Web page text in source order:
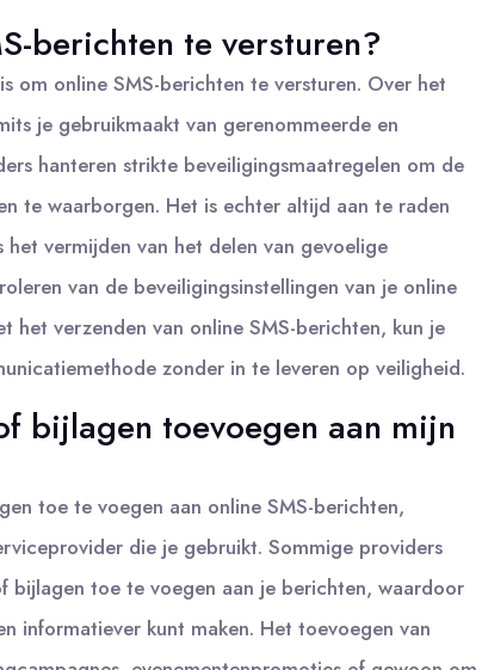
berichten te versturen?
om online SMS-berichten te versturen. Over het
je gebruikmaakt van gerenommeerde en
hanteren strikte beveiligingsmaatregelen om de
te waarborgen. Het is echter altijd aan te raden
vermijden van het delen van gevoelige
van de beveiligingsinstellingen van je online
het verzenden van online SMS-berichten, kun je
zonder in te leveren op veiligheid.
bijlagen toevoegen aan mijn
toe te voegen aan online SMS-berichten,
die je gebruikt. Sommige providers
bijlagen toe te voegen aan je berichten, waardoor
informatiever kunt maken. Het toevoegen van